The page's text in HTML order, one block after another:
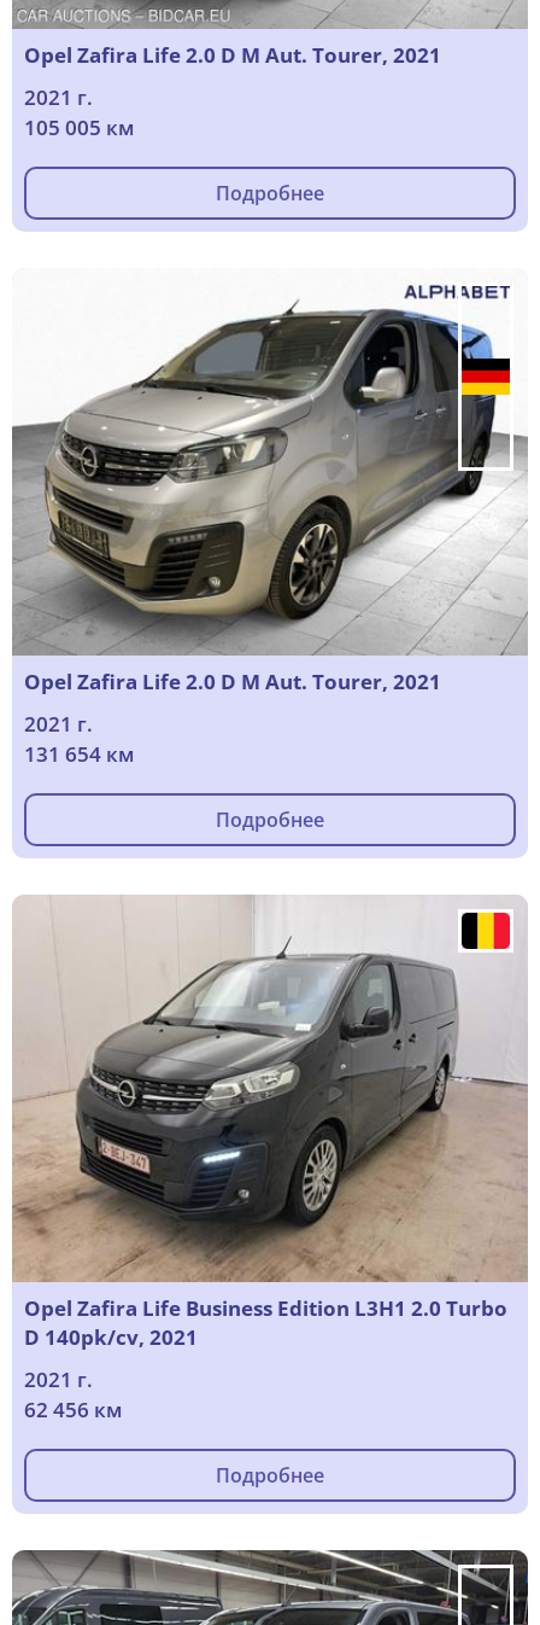
Opel Zafira Life 2.0 D M Aut. Tourer, 2021
2021 г.
105 005 км
Подробнее
Opel Zafira Life 2.0 D M Aut. Tourer, 2021
2021 г.
131 654 км
Подробнее
Opel Zafira Life Business Edition L3H1 2.0 Turbo
D 140pk/cv, 2021
2021 г.
62 456 км
Подробнее